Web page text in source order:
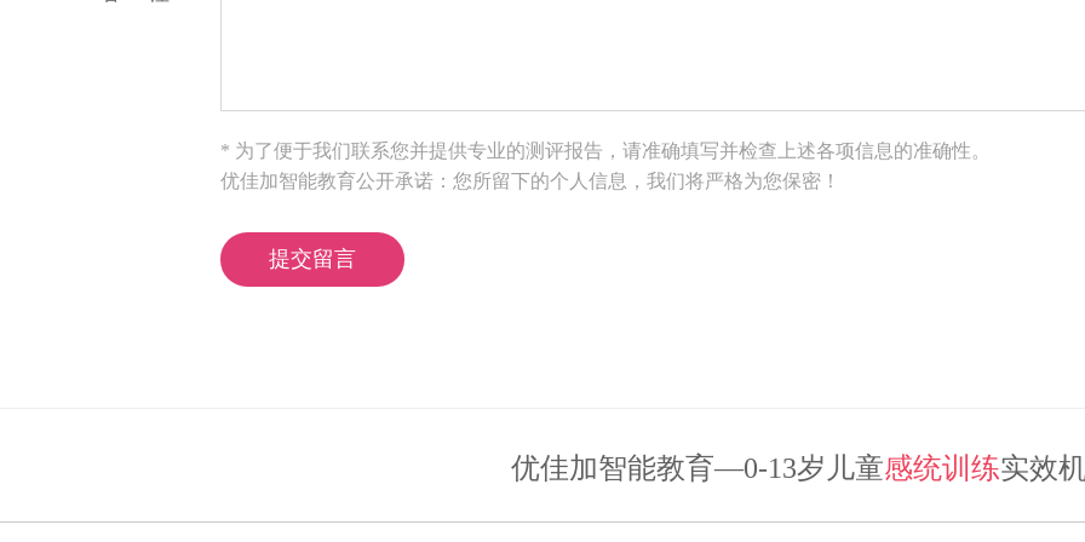
* 为了便于我们联系您并提供专业的测评报告，请准确填写并检查上述各项信息的准确性。
优佳加智能教育公开承诺：您所留下的个人信息，我们将严格为您保密！
优佳加智能教育—0-13岁儿童感统训练实效